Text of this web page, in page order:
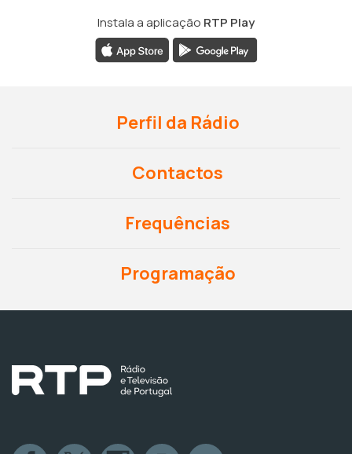
Instala a aplicação RTP Play
Perfil da Rádio
Contactos
Frequências
Programação